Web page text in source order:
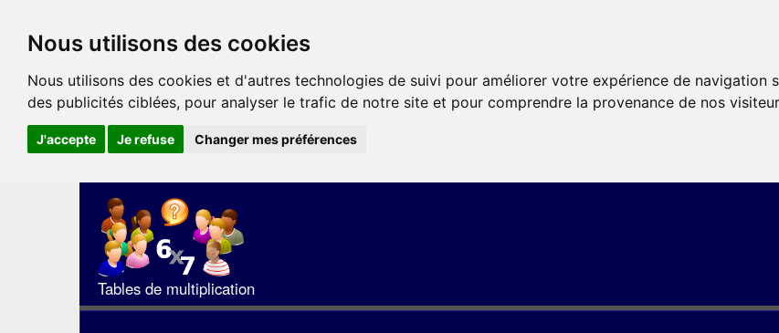
Nous utilisons des cookies
Nous utilisons des cookies et d'autres technologies de suivi pour améliorer votre expérience de navigation
des publicités ciblées, pour analyser le trafic de notre site et pour comprendre la provenance de nos
J'accepte Je refuse Changer mes préférences
Tables de multiplication